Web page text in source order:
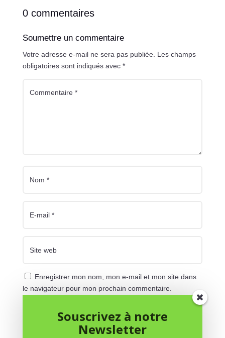
0 commentaires
Soumettre un commentaire
Votre adresse e-mail ne sera pas publiée. Les champs
obligatoires sont indiqués avec *
Enregistrer mon nom, mon e-mail et mon site dans
le navigateur pour mon prochain commentaire.
Soumettre le commentaire
Souscrivez à notre
Newsletter